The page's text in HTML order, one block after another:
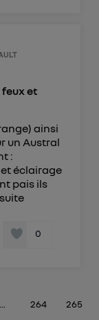
et
ainsi
un Austral
:
éclairage
pais ils
0
264 265